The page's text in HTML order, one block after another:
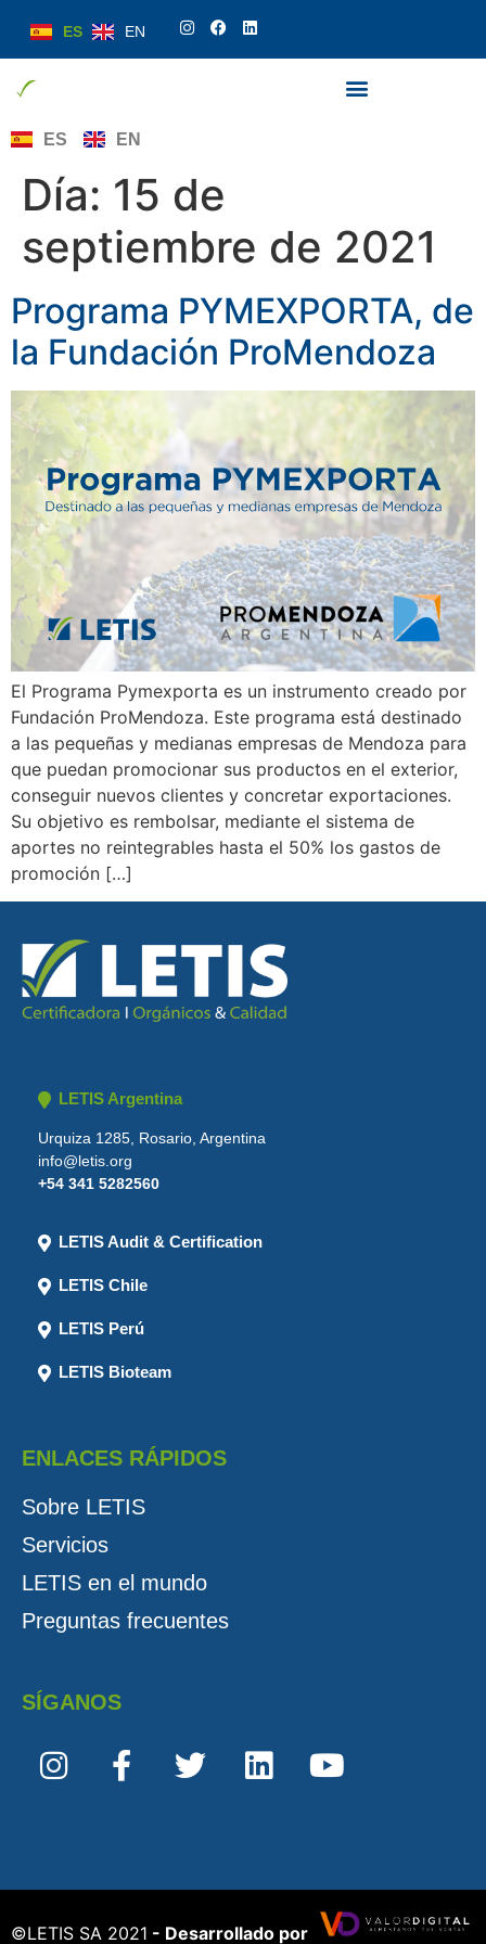
ES EN
ES EN
Día: 15 de
septiembre de 2021
Programa PYMEXPORTA, de
la Fundación ProMendoza
El Programa Pymexporta es un instrumento creado por
Fundación ProMendoza. Este programa está destinado
a las pequeñas y medianas empresas de Mendoza para
que puedan promocionar sus productos en el exterior,
conseguir nuevos clientes y concretar exportaciones.
Su objetivo es rembolsar, mediante el sistema de
aportes no reintegrables hasta el 50% los gastos de
promoción […]
LETIS Argentina
Urquiza 1285, Rosario, Argentina
info@letis.org
+54 341 5282560
LETIS Audit & Certification
LETIS Chile
LETIS Perú
LETIS Bioteam
ENLACES RÁPIDOS
Sobre LETIS
Servicios
LETIS en el mundo
Preguntas frecuentes
SÍGANOS
©️LETIS SA 2021 - Desarrollado por